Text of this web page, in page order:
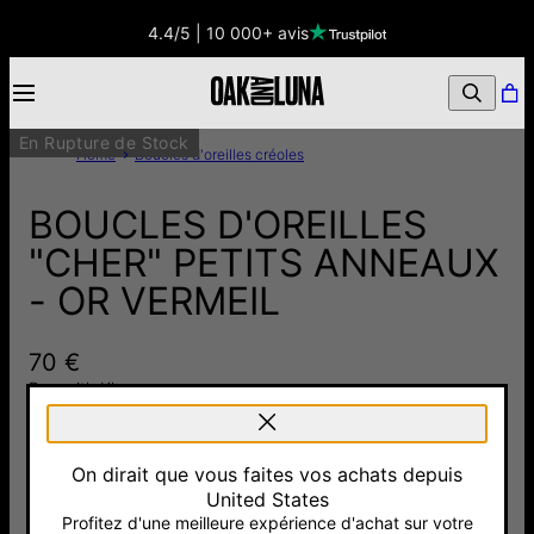
4.4/5 | 10 000+ avis
En Rupture de Stock
Home Boucles d'oreilles créoles
BOUCLES D'OREILLES
"CHER" PETITS ANNEAUX
- OR VERMEIL
70 €
Pay with Klarna
4.0 2 Avis
Argent 925
Or Vermeil
On dirait que vous faites vos achats depuis
United States
Profitez d'une meilleure expérience d'achat sur votre